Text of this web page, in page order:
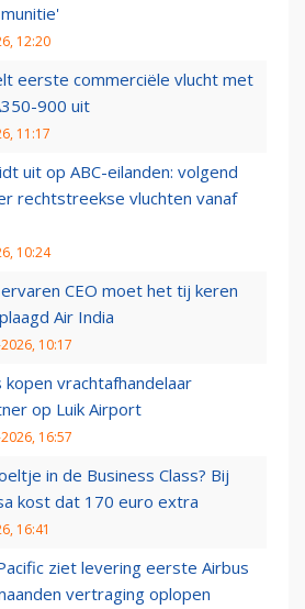
12:20
eerste commerciële vlucht met
900 uit
11:17
uit op ABC-eilanden: volgend
rechtstreekse vluchten vanaf
10:24
CEO moet het tij keren
Air India
10:17
kopen vrachtafhandelaar
op Luik Airport
16:57
in de Business Class? Bij
kost dat 170 euro extra
16:41
ziet levering eerste Airbus
vertraging oplopen